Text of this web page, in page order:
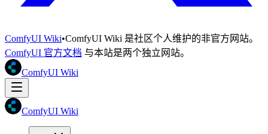
ComfyUI Wiki•ComfyUI Wiki 是社区个人维护的非官方网站。
ComfyUI 官方文档 与本站是两个独立网站。
ComfyUI Wiki
ComfyUI Wiki